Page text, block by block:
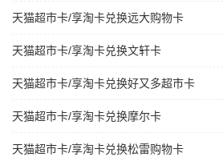
天猫超市卡/享淘卡兑换远大购物卡
天猫超市卡/享淘卡兑换文轩卡
天猫超市卡/享淘卡兑换好又多超市卡
天猫超市卡/享淘卡兑换摩尔卡
天猫超市卡/享淘卡兑换松雷购物卡